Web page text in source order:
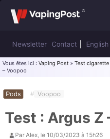
Newsletter Contact English
Vous êtes ici : Vaping Post » Test
– Voopoo
Test : Argus Z
Pods # Voopoo
Par Alex, le 10/03/2023 à 15h26